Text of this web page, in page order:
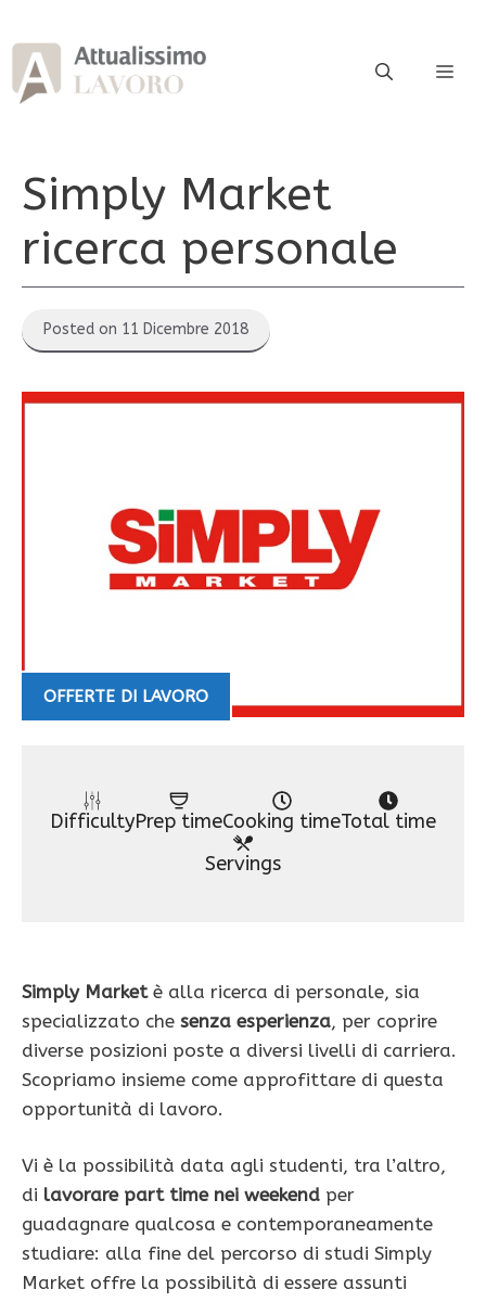
al
contenuto
Simply Market
ricerca personale
Posted on 11 Dicembre 2018
OFFERTE DI LAVORO
DifficultyPrep timeCooking timeTotal time
Servings
Simply Marketè alla ricerca di personale, sia
specializzato che senza esperienza, per coprire
diverse posizioni poste a diversi livelli di carriera.
Scopriamo insieme come approfittare di questa
opportunità di lavoro.
Vi è la possibilità data agli studenti, tra l’altro,
di lavorare part time nei weekend per
guadagnare qualcosa e contemporaneamente
studiare: alla fine del percorso di studi Simply
Market offre la possibilità di essere assunti